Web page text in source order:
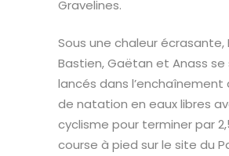
Gravelines.
Sous une chaleur écrasante,
Bastien, Gaëtan et Anass se
lancés dans l’enchaînement
de natation en eaux libres
cyclisme pour terminer par
course à pied sur le site du